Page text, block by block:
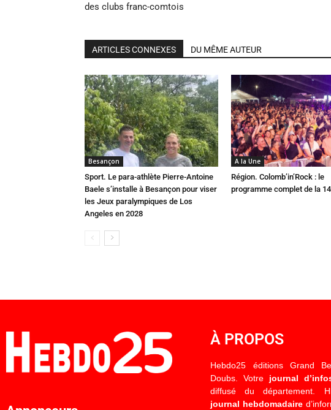
des clubs franc-comtois
ARTICLES CONNEXES DU MÊME AUTEUR
Besançon
Sport. Le para-athlète Pierre-Antoine
Baele s’installe à Besançon pour viser
les Jeux paralympiques de Los
Angeles en 2028
A la Une
Région. Colomb’in’Rock : le
programme complet de la
À PROPOS
Hebdo25 éditions Grand
Doubs. Votre journal
diffusé du département.
journal hebdomadaire